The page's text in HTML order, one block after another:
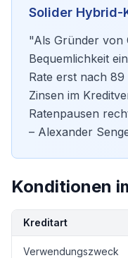
Solider Hybrid-
"Als Gründer von
Bequemlichkeit
Rate erst nach
Zinsen im
Ratenpausen
– Alexander
Konditionen
KonditionDetails
Kreditart
Verwendungszweck